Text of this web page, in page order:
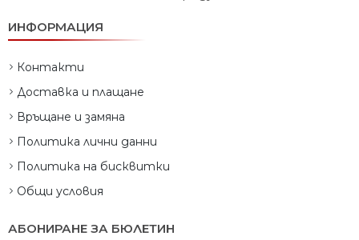
ИНФОРМАЦИЯ
Контакти
Доставка и плащане
Връщане и замяна
Политика лични данни
Политика на бисквитки
Общи условия
АБОНИРАНЕ ЗА БЮЛЕТИН